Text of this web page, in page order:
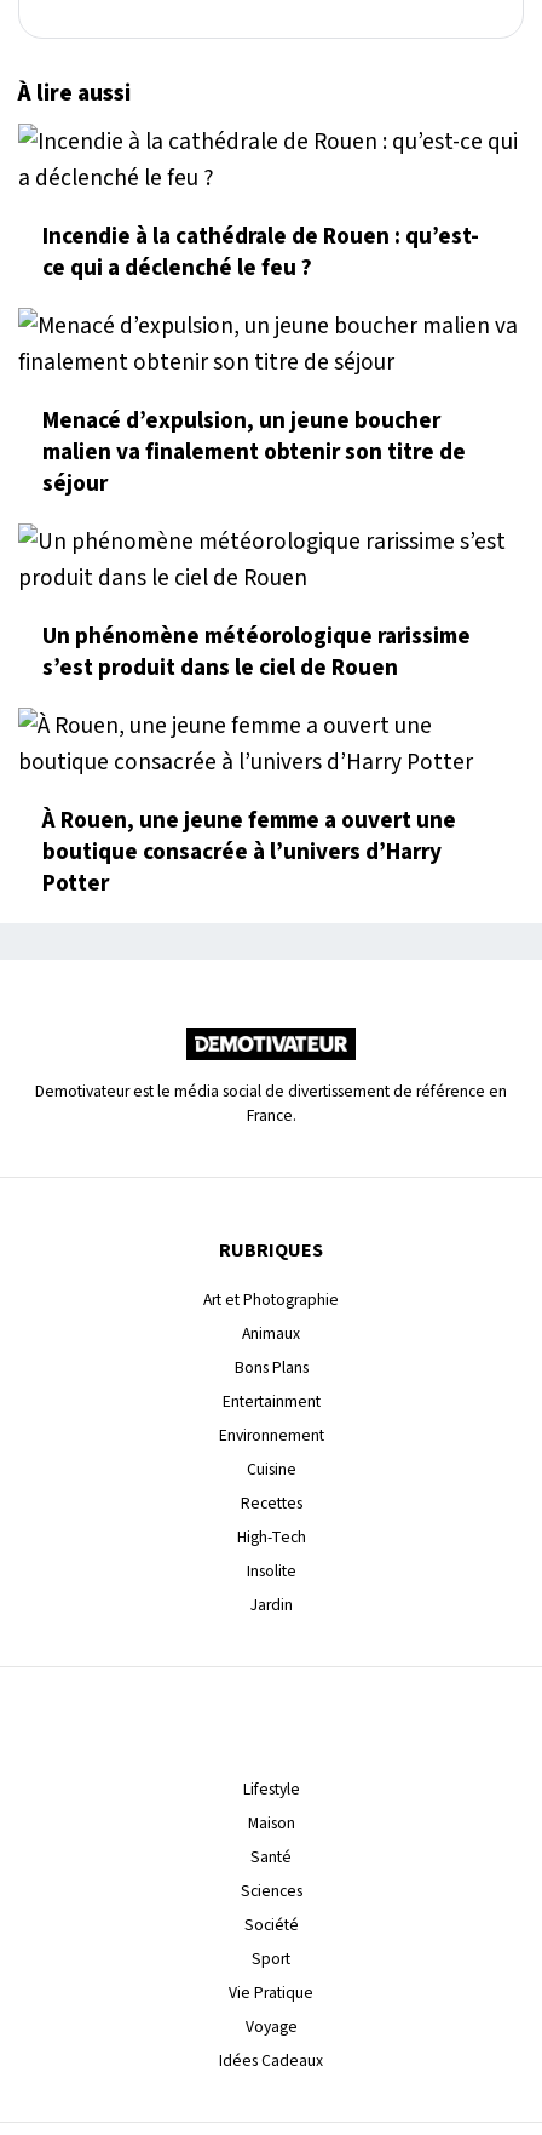
À lire aussi
Incendie à la cathédrale de Rouen : qu’est-
ce qui a déclenché le feu ?
Menacé d’expulsion, un jeune boucher
malien va finalement obtenir son titre de
séjour
Un phénomène météorologique rarissime
s’est produit dans le ciel de Rouen
À Rouen, une jeune femme a ouvert une
boutique consacrée à l’univers d’Harry
Potter
Demotivateur est le média social de divertissement de référence en
France.
RUBRIQUES
Art et Photographie
Animaux
Bons Plans
Entertainment
Environnement
Cuisine
Recettes
High-Tech
Insolite
Jardin
Lifestyle
Maison
Santé
Sciences
Société
Sport
Vie Pratique
Voyage
Idées Cadeaux